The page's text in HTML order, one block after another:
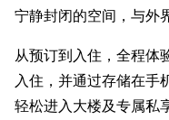
宁静封闭的空间，与外
从预订到入住，全程体
入住，并通过存储在手
轻松进入大楼及专属私